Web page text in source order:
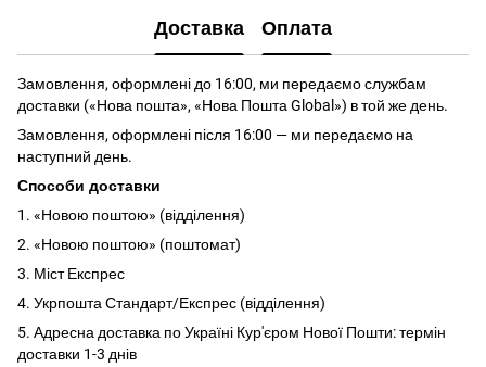
Доставка Оплата
Замовлення, оформлені до 16:00, ми передаємо службам
доставки («Нова пошта», «Нова Пошта Global») в той же день.
Замовлення, оформлені після 16:00 — ми передаємо на
наступний день.
Способи доставки
1. «Новою поштою» (відділення)
2. «Новою поштою» (поштомат)
3. Міст Експрес
4. Укрпошта Стандарт/Експрес (відділення)
5. Адресна доставка по Україні Кур'єром Нової Пошти: термін
доставки 1-3 днів